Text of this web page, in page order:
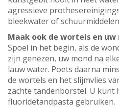
agressieve
bleekwater of
Maak ook de wortels en uw
Spoel in het begin, als de
zijn genezen, uw mond na
lauw water. Poets daarna
de wortels en het slijmvlies
zachte tandenborstel. U kunt
fluoridetandpasta gebruiken.